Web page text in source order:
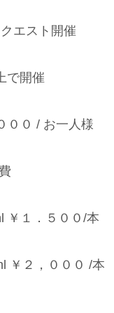
エスト開催
で開催
００ / お一人様
￥１．５００/本
￥２，０００ /本